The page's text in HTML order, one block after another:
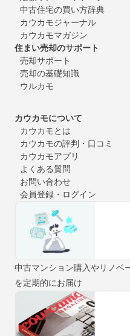
中古住宅の買い方辞典
カウカモジャーナル
カウカモマガジン
住まい売却のサポート
売却サポート
売却の基礎知識
ウルカモ
カウカモについて
カウカモとは
カウカモの評判・口コミ
カウカモアプリ
よくある質問
お問い合わせ
会員登録・ログイン
中古マンション購入やリノベ
を定期的にお届け